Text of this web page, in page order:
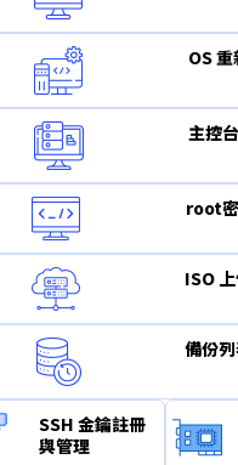
OS
主控台
root
ISO
備份
SSH 金鑰註冊
與管理